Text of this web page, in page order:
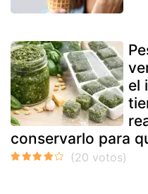
el
conservarlo para